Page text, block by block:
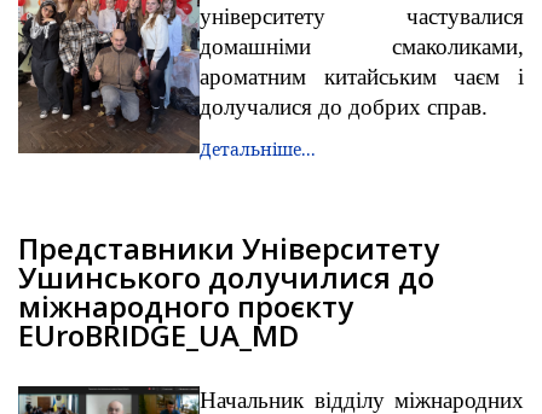
університету частувалися
домашніми смаколиками,
ароматним китайським чаєм і
долучалися до добрих справ.
Детальніше...
Представники Університету
Ушинського долучилися до
міжнародного проєкту
EUroBRIDGE_UA_MD
Начальник відділу міжнародних